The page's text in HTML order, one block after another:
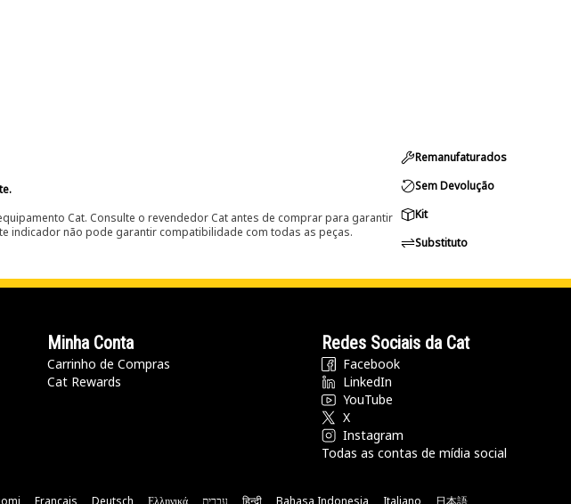
Cat. Consulte o revendedor Cat antes de comprar para garantir
indicador não pode garantir compatibilidade com todas as peças.
Remanufaturados
Sem Devolução
Kit
Substituto
Minha Conta
Carrinho de Compras
Cat Rewards
Redes Sociais da Cat
Facebook
LinkedIn
YouTube
X
Instagram
Todas as contas de mídia social
Français Deutsch Ελληνικά עברית हिन्दी Bahasa Indonesia Italiano 日本語